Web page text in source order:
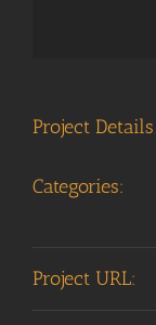
Project Details
Categories:
Project URL: